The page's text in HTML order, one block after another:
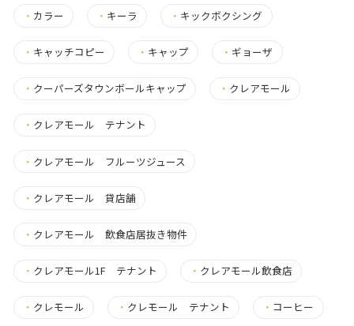
・ カラー ・ キーラ ・ キックボクシング
・ キャッチコピー ・ キャップ ・ ギョーザ
・ クーパーズタウンボールキャップ ・ クレアモール
・ クレアモール テナント
・ クレアモール フルーツジュース
・ クレアモール 貸店舗
・ クレアモール 飲食店居抜き物件
・ クレアモール1F テナント ・ クレアモール飲食店
・ クレモール ・ クレモール テナント ・ コーヒー